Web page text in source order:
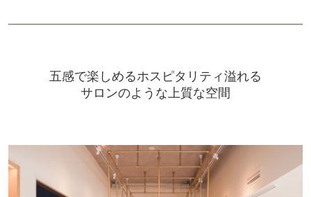
五感で楽しめるホスピタリティ溢れる
サロンのような上質な空間